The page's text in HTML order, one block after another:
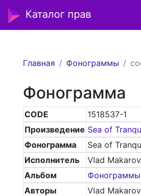
Каталог прав
Главная Фонограммы
Фонограмма
CODE
1518537-1
Произведение Sea of
Фонограмма
Sea of
Исполнитель
Vlad Makarov
Альбом
Фонограммы
Авторы
Vlad